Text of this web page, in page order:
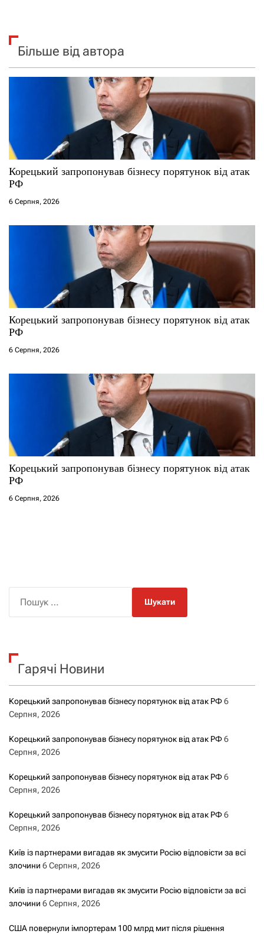
Більше від автора
Корецький запропонував бізнесу порятунок від атак
РФ
6 Серпня, 2026
Корецький запропонував бізнесу порятунок від атак
РФ
6 Серпня, 2026
Корецький запропонував бізнесу порятунок від атак
РФ
6 Серпня, 2026
к
Гарячі Новини
Корецький запропонував бізнесу порятунок від атак РФ6
Серпня, 2026
Корецький запропонував бізнесу порятунок від атак РФ6
Серпня, 2026
Корецький запропонував бізнесу порятунок від атак РФ6
Серпня, 2026
Корецький запропонував бізнесу порятунок від атак РФ6
Серпня, 2026
Київ із партнерами вигадав як змусити Росію відповісти за всі
злочини 6 Серпня, 2026
Київ із партнерами вигадав як змусити Росію відповісти за всі
злочини 6 Серпня, 2026
США повернули імпортерам 100 млрд мит після рішення